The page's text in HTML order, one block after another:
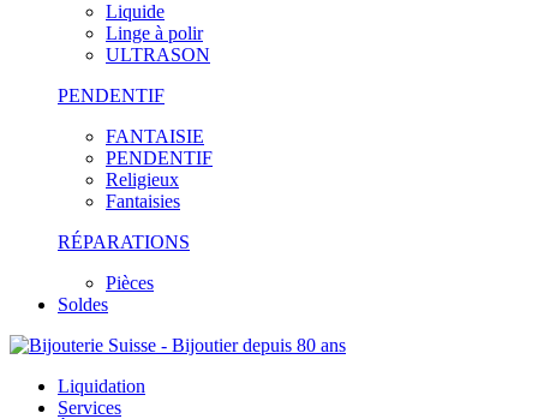
Liquide
Linge à polir
ULTRASON
PENDENTIF
FANTAISIE
PENDENTIF
Religieux
Fantaisies
RÉPARATIONS
Pièces
Soldes
Liquidation
Services